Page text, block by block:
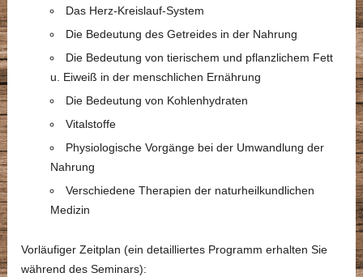
Das Herz-Kreislauf-System
Die Bedeutung des Getreides in der Nahrung
Die Bedeutung von tierischem und pflanzlichem Fett
u. Eiweiß in der menschlichen Ernährung
Die Bedeutung von Kohlenhydraten
Vitalstoffe
Physiologische Vorgänge bei der Umwandlung der
Nahrung
Verschiedene Therapien der naturheilkundlichen
Medizin
Vorläufiger Zeitplan (ein detailliertes Programm erhalten Sie
während des Seminars):